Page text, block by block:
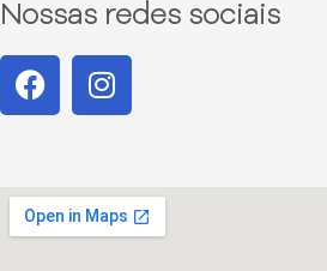
Nossas redes sociais